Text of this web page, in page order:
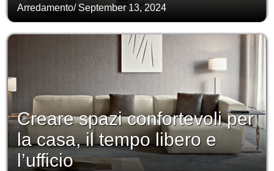
Arredamento/ September 13, 2024
Creare spazi confortevoli per
la casa, il tempo libero e
l’ufficio